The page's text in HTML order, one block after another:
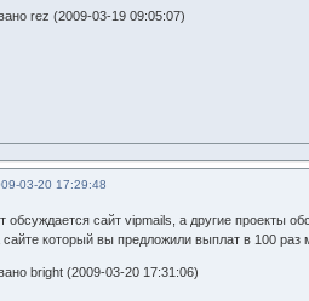
rez (2009-03-19 09:05:07)
03-20 17:29:48
обсуждается сайт vipmails, а другие проекты
сайте который вы предложили выплат в 100
bright (2009-03-20 17:31:06)